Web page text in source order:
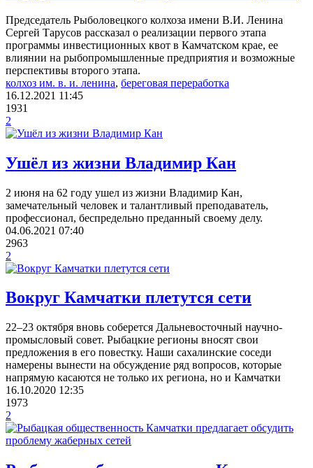
Председатель Рыболовецкого колхоза имени В.И. Ленина
Сергей Тарусов рассказал о реализации первого этапа
программы инвестиционных квот в Камчатском крае, ее
влиянии на рыбопромышленные предприятия и возможные
перспективы второго этапа.
колхоз им. в. и. ленина, береговая переработка
16.12.2021 11:45
1931
2
Ушёл из жизни Владимир Кан
2 июня на 62 году ушел из жизни Владимир Кан,
замечательный человек и талантливый преподаватель,
профессионал, беспредельно преданный своему делу.
04.06.2021 07:40
2963
2
Вокруг Камчатки плетутся сети
22–23 октября вновь соберется Дальневосточный научно-
промысловый совет. Рыбацкие регионы вносят свои
предложения в его повестку. Наши сахалинские соседи
намерены вынести на обсуждение ряд вопросов, которые
напрямую касаются не только их региона, но и Камчатки
16.10.2020 12:35
1973
2